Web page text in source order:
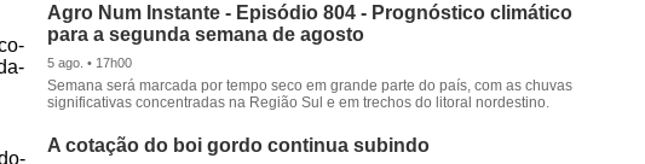
Agro Num Instante - Episódio 804 - Prognóstico climático
para a segunda semana de agosto
5 ago. • 17h00
Semana será marcada por tempo seco em grande parte do país, com as chuvas
significativas concentradas na Região Sul e em trechos do litoral nordestino.
A cotação do boi gordo continua subindo